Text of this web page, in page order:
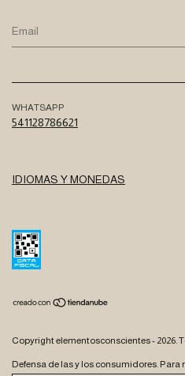
WHATSAPP
541128786621
IDIOMAS Y MONEDAS
Copyright elementosconscientes - 2026.
Defensa de las y los consumidores. Para